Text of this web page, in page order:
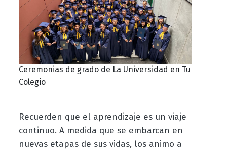
Ceremonias de grado de La Universidad en Tu
Colegio
Recuerden que el aprendizaje es un viaje
continuo. A medida que se embarcan en
nuevas etapas de sus vidas, los animo a